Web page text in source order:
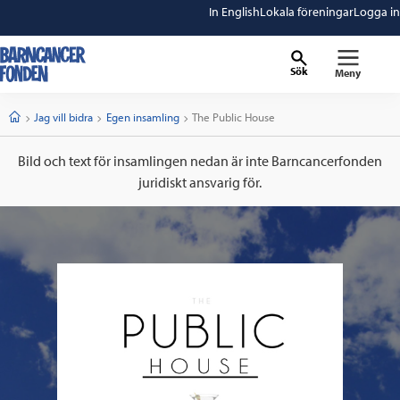
In EnglishLokala föreningarLogga in
Sök Meny
StartJag vill bidra Egen insamling Current:
The Public House
Bild och text för insamlingen nedan är inte Barncancerfonden
juridiskt ansvarig för.